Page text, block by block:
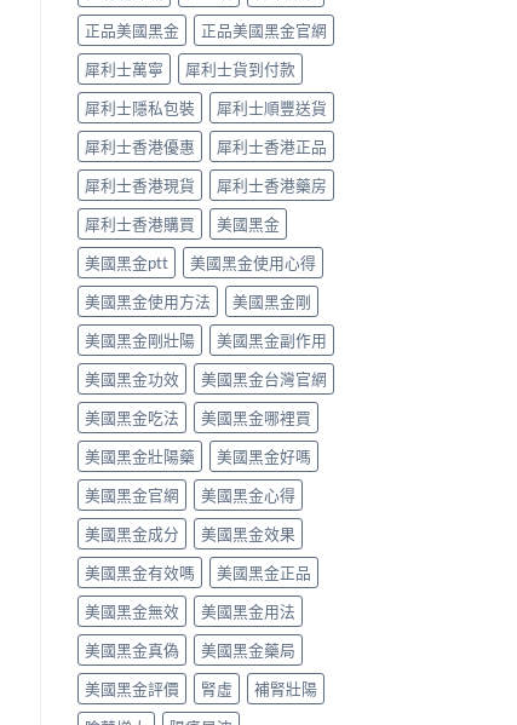
類
藥
物：
硝
酸
酯
死
線
的
醫
理
解
析〉
中
點
揀？
10mg、
20mg
按
需
定
5mg
每
日
錠？
藥
師
唔
背
label，
只
講
你
點
樣
對
號
入
座〉
中
正品美國黑金
正品美國黑金官網
犀利士萬寧
犀利士貨到付款
犀利士隱私包裝
犀利士順豐送貨
犀利士香港優惠
犀利士香港正品
犀利士香港現貨
犀利士香港藥房
犀利士香港購買
美國黑金
美國黑金ptt
美國黑金使用心得
美國黑金使用方法
美國黑金剛
美國黑金剛壯陽
美國黑金副作用
美國黑金功效
美國黑金台灣官網
美國黑金吃法
美國黑金哪裡買
美國黑金壯陽藥
美國黑金好嗎
美國黑金官網
美國黑金心得
美國黑金成分
美國黑金效果
美國黑金有效嗎
美國黑金正品
美國黑金無效
美國黑金用法
美國黑金真偽
美國黑金藥局
美國黑金評價
腎虛
補腎壯陽